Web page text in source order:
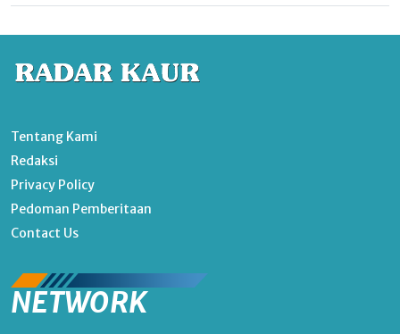
Tentang Kami
Redaksi
Privacy Policy
Pedoman Pemberitaan
Contact Us
NETWORK